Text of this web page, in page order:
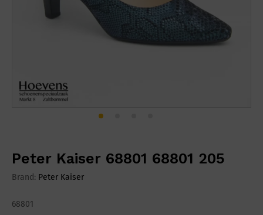
Peter Kaiser 68801 68801 205
Brand: Peter Kaiser
68801